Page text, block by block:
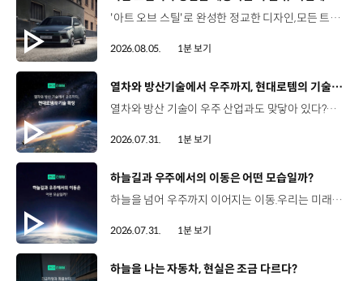
'아트 오브 스틸'로 완성한 정교한 디자인,모든 트림에 적용된 플레오스 커넥트와 최신 안전·편의 사양까지. 차급 이상의 가치를 담은디 올 뉴 아반떼가 계약을 시작했습니다. #현대자동차 #디올뉴아반떼 #아반떼 #플레오스커넥트 #GleoAI #준중형세단 #세단
2026.08.05. 1분 보기
[동영상]
열차와 방산기술에서 우주까지, 현대로템의 기술 확장
열차와 방산 기술이 우주 산업과도 맞닿아 있다?항공 우주 분야에도 발을 담고 있는 현대로템 현대진행형 팟캐스트 EP.20에서 확인하세요.📻 #현대자동차그룹 #현대진행형 #모빌리티팟캐스트 #현대로템 #하늘길 #스카이모빌리티 #우주 #우주항공 #자율주행 #모빌리티
2026.07.31. 1분 보기
[동영상]
하늘길과 우주에서의 이동은 어떤 모습일까?
하늘을 넘어 우주까지 이어지는 이동.우리는 미래 모빌리티를 어떤 모습으로 상상해볼 수 있을까요? 현대진행형 팟캐스트 EP.20에서 확인하세요.📻 #현대자동차그룹 #현대진행형 #모빌리티팟캐스트 #하늘길 #스카이모빌리티 #우주 #우주항공 #자율주행 #모빌리티
2026.07.31. 1분 보기
[동영상]
하늘을 나는 자동차, 현실은 조금 다르다?